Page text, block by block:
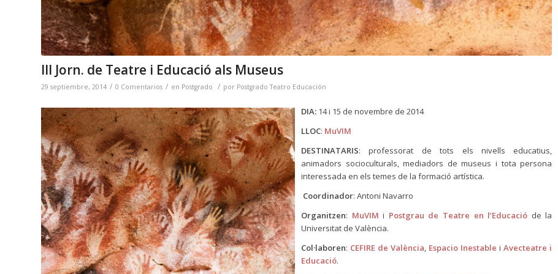
III Jorn. de Teatre i Educació als Museus
29 septiembre, 2014 / 0 Comentarios / en Postgrado / por Postgrado Teatro Educación
DIA: 14 i 15 de novembre de 2014
LLOC: MuVIM
DESTINATARIS: professorat de tots els nivells educatius,
animadors socioculturals, mediadors de museus i tota persona
interessada en els temes de la formació artística.
Coordinador: Antoni Navarro
Organitzen: MuVIM i Postgrau de Teatre en l’Educació de la
Universitat de València.
Col·laboren: CEFIRE de València, Espacio Inestable i Avecteatre i
Educació.